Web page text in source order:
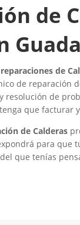
de
reparaciones de
de reparación
resolución de
que facturar
de Calderas
para que
que tenías